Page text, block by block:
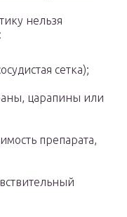
нельзя
сетка);
царапины или
препарата,